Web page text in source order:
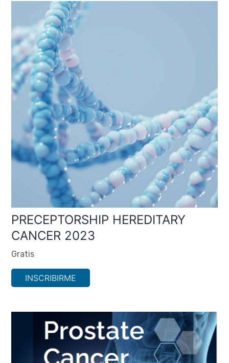
PRECEPTORSHIP HEREDITARY
CANCER 2023
Gratis
INSCRIBIRME